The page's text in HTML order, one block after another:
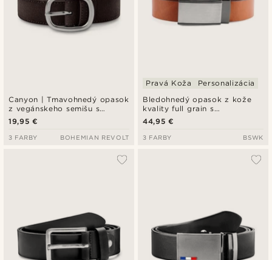
Canyon | Tmavohnedý opasok
z vegánskeho semišu s
okrúhlou prackou
19,95 €
3 FARBY BOHEMIAN REVOLT
Bledohnedý opasok z kože
kvality full grain s
automatickým zapínaním a
pevnou prackou
Pravá Koža Personalizácia
44,95 €
3 FARBY BSWK